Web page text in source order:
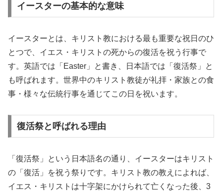
イースターの基本的な意味
イースターとは、キリスト教における最も重要な祝日のひ
とつで、イエス・キリストの死からの復活を祝う行事で
す。英語では「Easter」と書き、日本語では「復活祭」と
も呼ばれます。世界中のキリスト教徒が礼拝・家族との食
事・様々な伝統行事を通じてこの日を祝います。
復活祭と呼ばれる理由
「復活祭」という日本語名の通り、イースターはキリスト
の「復活」を祝う祭りです。キリスト教の教えによれば、
イエス・キリストは十字架にかけられて亡くなった後、3